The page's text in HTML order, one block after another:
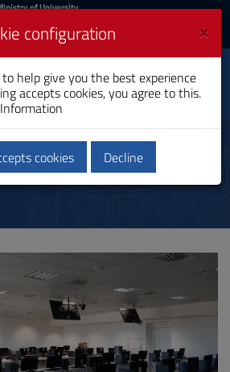
of University
UniCA News
of
Structures
×
configuration
help give you the best experience
accepts cookies, you agree to this.
cookies Decline